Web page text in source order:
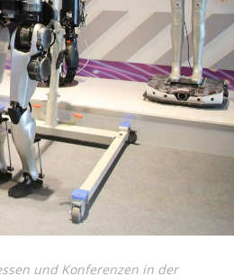
und Konferenzen in der